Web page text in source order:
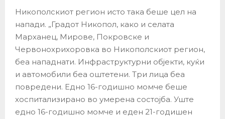
Никополскиот регион исто така беше цел на
напади. „Градот Никопол, како и селата
Марханец, Мирове, Покровске и
Червонохрихоровка во Никополскиот регион,
беа нападнати. Инфраструктурни објекти, куќи
и автомобили беа оштетени. Три лица беа
повредени. Едно 16-годишно момче беше
хоспитализирано во умерена состојба. Уште
едно 16-годишно момче и еден 21-годишен